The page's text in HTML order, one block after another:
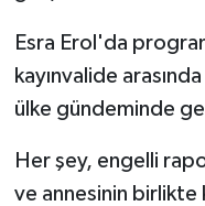
Esra Erol'da
kayınvalide
ülke gündeminde
Her şey, engelli
ve annesinin birlikte